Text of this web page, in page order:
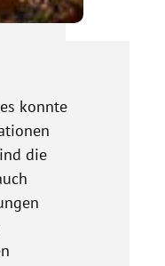
konnte
die